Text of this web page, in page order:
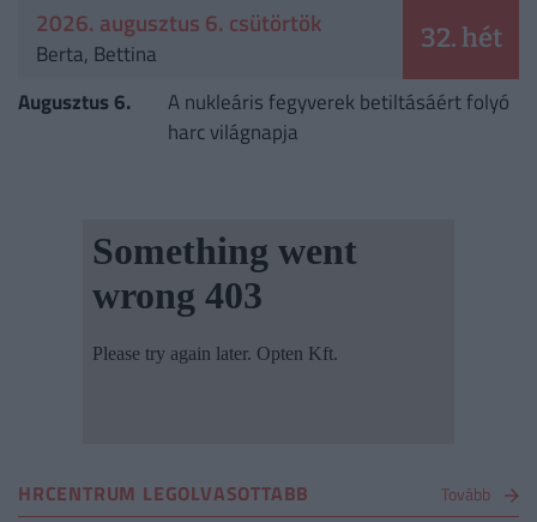
2026. augusztus 6. csütörtök
Berta, Bettina 32. hét
Augusztus 6.
A nukleáris fegyverek betiltásáért folyó
harc világnapja
HRCENTRUM LEGOLVASOTTABB Tovább